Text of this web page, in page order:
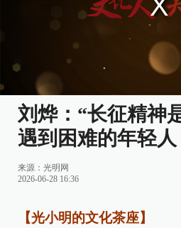
刘烨：“长征精神
遇到困难的年轻人
来源： 光明网
2026-06-28 16:36
【光小明的文化茶座】